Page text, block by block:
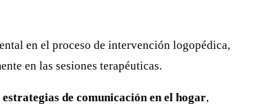
en el proceso de intervención logopédica,
en las sesiones terapéuticas.
estrategias de comunicación en el hogar,